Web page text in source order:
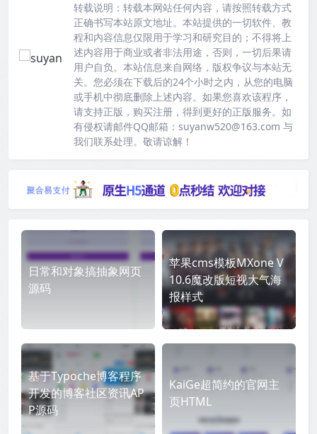
转载说明： 转载本网站任何内容，请按照转载方式
正确书写本站原文地址。本站提供的一切软件、教
程和内容信息仅限用于学习和研究目的；不得将上
述内容用于商业或者非法用途，否则，一切后果请
用户自负。本站信息来自网络，版权争议与本站无
关。您必须在下载后的24个小时之内，从您的电脑
或手机中彻底删除上述内容。如果您喜欢该程序，
请支持正版，购买注册，得到更好的正版服务。如
有侵权请邮件QQ邮箱：suyanw520@163.com 与
我们联系处理。敬请谅解！
日常和对象搞抽象网页
源码
苹果cms模板MXone V
10.6魔改版短视大气海
报样式
基于Typoche博客程序
开发的博客社区资讯AP
P源码
KaiGe超简约的官网主
页HTML